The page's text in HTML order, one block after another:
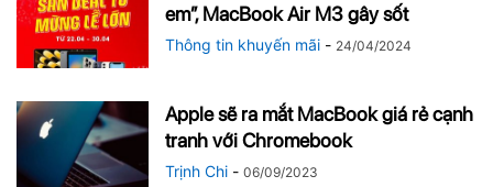
em”, MacBook Air M3 gây sốt
Thông tin khuyến mãi - 24/04/2024
Apple sẽ ra mắt MacBook giá rẻ cạnh
tranh với Chromebook
Trịnh Chi - 06/09/2023